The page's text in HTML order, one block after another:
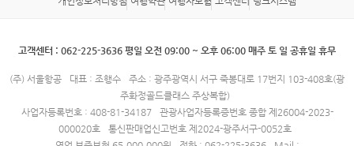
고객센터 : 062-225-3636 평일 오전 09:00 ~ 오후 06:00 매주 토 일 공휴일 휴무
(주) 서울항공 대표 : 조행수
주소 : 광주광역시 서구 죽봉대로 17번지 103-408호(광
주화정골드클래스 주상복합)
사업자등록번호 : 408-81-34187
관광사업자등록증번호 종합 제26004-2023-
000020호
통신판매업신고번호 제2024-광주서구-0052호